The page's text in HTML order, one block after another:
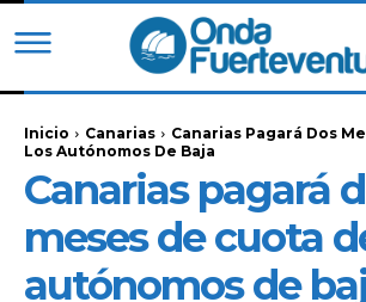
Inicio Canarias
Canarias Pagará Dos
Los Autónomos De Baja
Canarias pagará
meses de cuota
autónomos de